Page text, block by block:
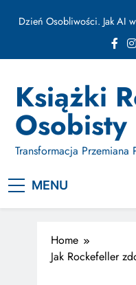
Jak Budować Myślokształty
Jak Projektować i
Osiągania Celów w
Dzień Osobliwości. Jak AI
ułamku sekundy
Jak Budować Myślokształty
Osiągania Celów w
Książki
Transformacja Przemiana
MENU
Home
Jak Rockefeller